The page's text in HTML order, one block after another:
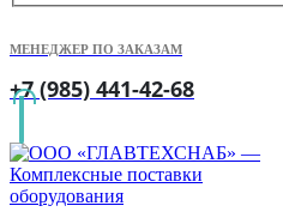
МЕНЕДЖЕР ПО ЗАКАЗАМ
+7 (985) 441-42-68